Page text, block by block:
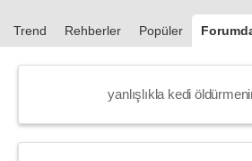
Trend Rehberler Popüler
yanlışlıkla kedi